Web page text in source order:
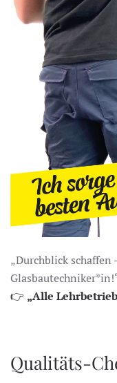
„Durchblick schaffen
👉 „Alle
Qualitäts-